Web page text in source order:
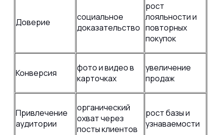
Доверие
социальное
доказательство
рост
лояльности и
повторных
покупок
Конверсия
фото и видео в
карточках
увеличение
продаж
Привлечение
аудитории
органический
охват через
посты клиентов
рост базы и
узнаваемости